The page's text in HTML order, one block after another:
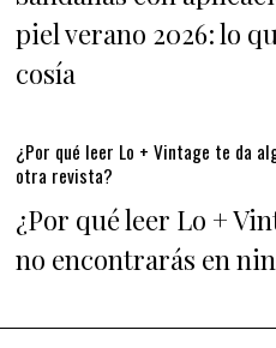
piel verano 2026: lo
cosía
¿Por qué leer Lo + Vintage te da
otra revista?
¿Por qué leer Lo +
no encontrarás en